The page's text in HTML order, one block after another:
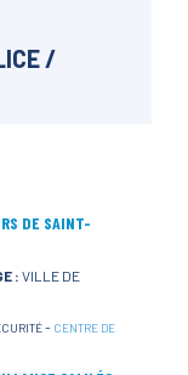
/
DE SAINT-
: VILLE DE
- CENTRE DE